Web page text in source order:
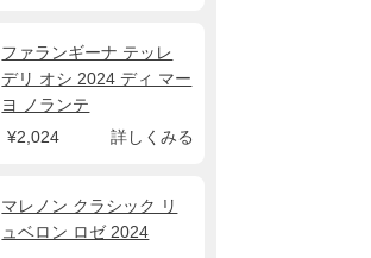
ファランギーナ テッレ
デリ オシ 2024 ディ マー
ヨ ノランテ
¥2,024
詳しくみる
マレノン クラシック リ
ュベロン ロゼ 2024